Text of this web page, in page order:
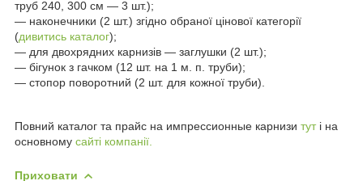
труб 240, 300 см ― 3 шт.);
― наконечники (2 шт.) згідно обраної цінової категорії
(дивитись каталог);
― для двохрядних карнизів ― заглушки (2 шт.);
― бігунок з гачком (12 шт. на 1 м. п. труби);
― стопор поворотний (2 шт. для кожної труби).
Повний каталог та прайс на импрессионные карнизи туті на
основному сайті компанії.
Приховати